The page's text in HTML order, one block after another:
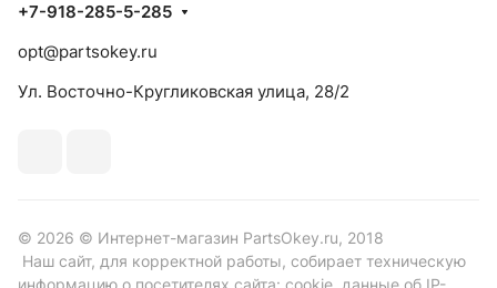
+7-918-285-5-285
opt@partsokey.ru
Ул. Восточно-Кругликовская улица, 28/2
© 2026 © Интернет-магазин PartsOkey.ru, 2018
Наш сайт, для корректной работы, собирает техническую
информацию о посетителях сайта: cookie, данные об IP-